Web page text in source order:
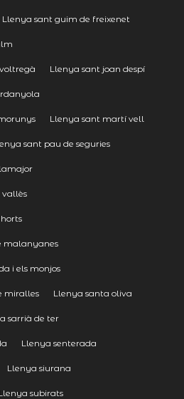
Llenya sant guim de freixenet
Llenya sant joan despí
Llenya sant martí vell
sant pau de seguries
vallès
malanyanes
i els monjos
miralles Llenya santa oliva
sarrià de ter
Llenya senterada
Llenya siurana
subirats